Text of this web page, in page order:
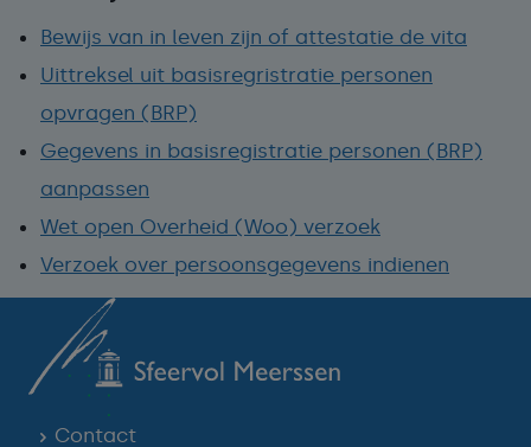
Bewijs van in leven zijn of attestatie de vita
Uittreksel uit basisregristratie personen
opvragen (BRP)
Gegevens in basisregistratie personen (BRP)
aanpassen
Wet open Overheid (Woo) verzoek
Verzoek over persoonsgegevens indienen
Contact